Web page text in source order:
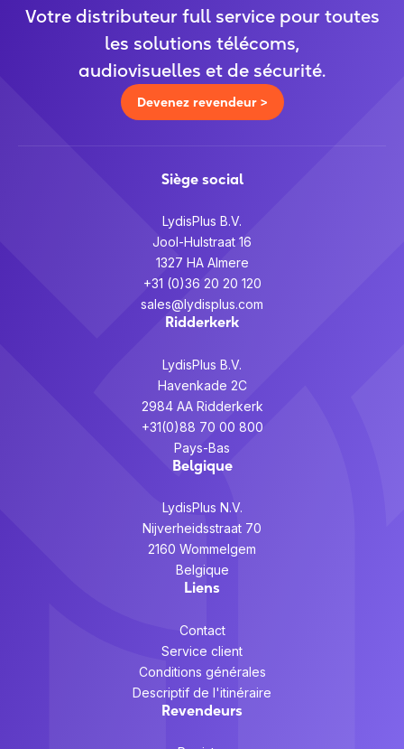
Votre distributeur full service pour toutes
les solutions télécoms,
audiovisuelles et de sécurité.
Devenez revendeur >
Siège social
LydisPlus B.V.
Jool-Hulstraat 16
1327 HA Almere
+31 (0)36 20 20 120
sales@lydisplus.com
Ridderkerk
LydisPlus B.V.
Havenkade 2C
2984 AA Ridderkerk
+31(0)88 70 00 800
Pays-Bas
Belgique
LydisPlus N.V.
Nijverheidsstraat 70
2160 Wommelgem
Belgique
Liens
Contact
Service client
Conditions générales
Descriptif de l'itinéraire
Revendeurs